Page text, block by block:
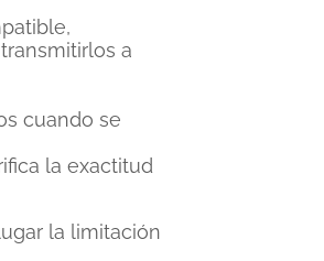
a
cuando se
la exactitud
la limitación